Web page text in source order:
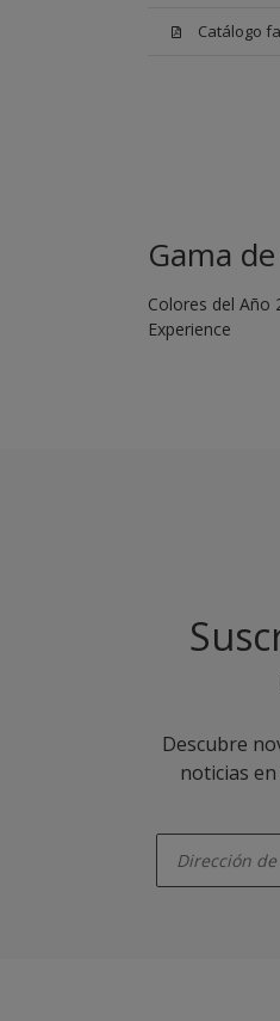
Catálogo
Gama
Colores del Año
Experience
Descubre
noticias